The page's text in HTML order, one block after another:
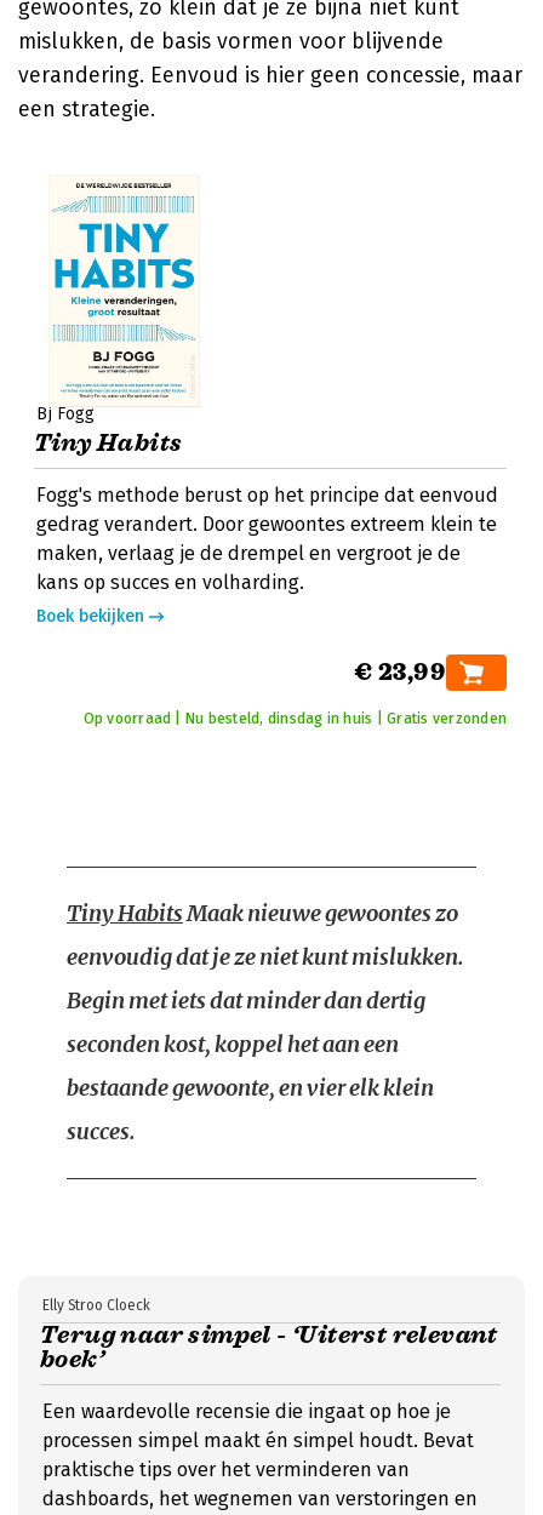
gewoontes, zo klein dat je ze bijna niet kunt
mislukken, de basis vormen voor blijvende
verandering. Eenvoud is hier geen concessie, maar
een strategie.
Bj Fogg
Tiny Habits
Fogg's methode berust op het principe dat eenvoud
gedrag verandert. Door gewoontes extreem klein te
maken, verlaag je de drempel en vergroot je de
kans op succes en volharding.
Boek bekijken
€ 23,99
Op voorraad | Nu besteld, dinsdag in huis | Gratis verzonden
Tiny HabitsMaak nieuwe gewoontes zo
eenvoudig dat je ze niet kunt mislukken.
Begin met iets dat minder dan dertig
seconden kost, koppel het aan een
bestaande gewoonte, en vier elk klein
succes.
Terug naar simpel - ‘Uiterst relevant
boek’
Elly Stroo Cloeck
Een waardevolle recensie die ingaat op hoe je
processen simpel maakt én simpel houdt. Bevat
praktische tips over het verminderen van
dashboards, het wegnemen van verstoringen en